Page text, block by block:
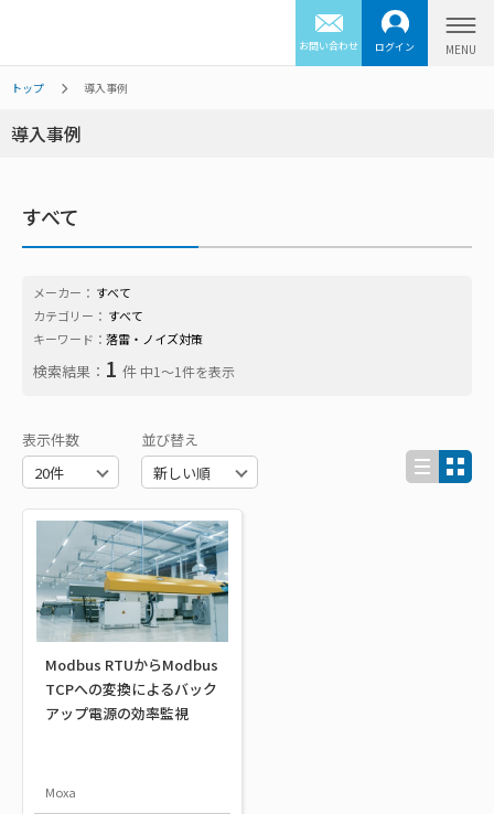
お問い合わせ ログイン
トップ 導入事例
導入事例
すべて
メーカー： すべて
カテゴリー： すべて
キーワード： 落雷・ノイズ対策
検索結果： 1 件 中1〜1件を表示
表示件数 並び替え
Modbus RTUからModbus
TCPへの変換によるバック
アップ電源の効率監視
Moxa